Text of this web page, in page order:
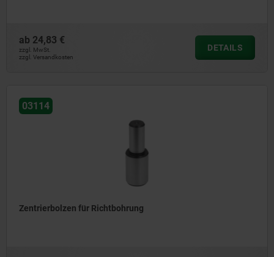
ab 24,83 €
zzgl. MwSt.
zzgl. Versandkosten
DETAILS
03114
Zentrierbolzen für Richtbohrung